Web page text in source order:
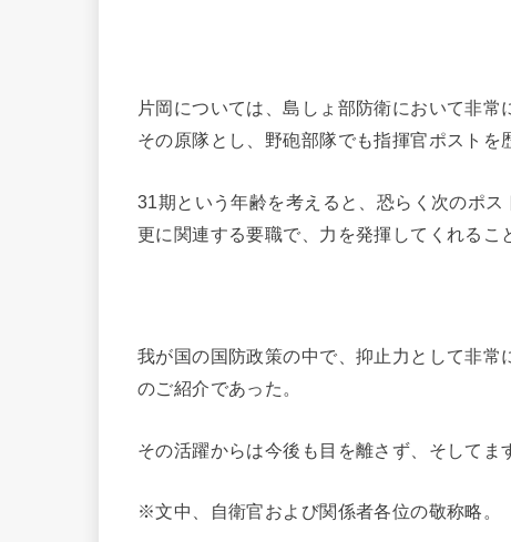
片岡については、島しょ部防衛において非
その原隊とし、野砲部隊でも指揮官ポストを
31期という年齢を考えると、恐らく次のポス
更に関連する要職で、力を発揮してくれるこ
我が国の国防政策の中で、抑止力として非
のご紹介であった。
その活躍からは今後も目を離さず、そしてま
※文中、自衛官および関係者各位の敬称略。